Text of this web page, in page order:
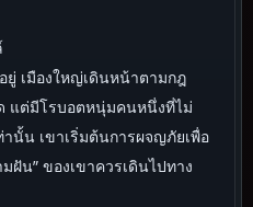
ยู่ เมืองใหญ่เดินหน้าตามกฎ
แต่มีโรบอตหนุ่มคนหนึ่งที่ไม่
นั้น เขาเริ่มต้นการผจญภัยเพื่อ
ฝัน” ของเขาควรเดินไปทาง